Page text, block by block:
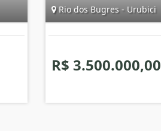
Rio dos Bugres - Urubici
R$ 3.500.000,00